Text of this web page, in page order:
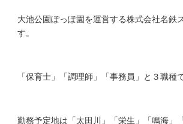
大池公園ぽっぽ園を運営する株式会社名鉄
す。
「保育士」「調理師」「事務員」と３職
勤務予定地は「太田川」「栄生」「鳴海」